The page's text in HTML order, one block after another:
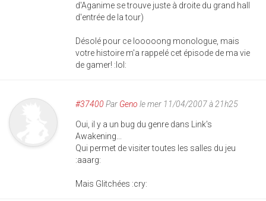
d'Aganime se trouve juste à droite du grand hall
d'entrée de la tour)
Désolé pour ce looooong monologue, mais
votre histoire m'a rappelé cet épisode de ma vie
de gamer! :lol:
#37400 Par Geno le mer 11/04/2007 à 21h25
Oui, il y a un bug du genre dans Link's
Awakening...
Qui permet de visiter toutes les salles du jeu
:aaarg:
Mais Glitchées :cry: